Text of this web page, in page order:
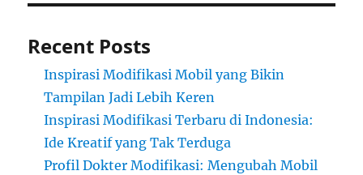
Recent Posts
Inspirasi Modifikasi Mobil yang Bikin
Tampilan Jadi Lebih Keren
Inspirasi Modifikasi Terbaru di Indonesia:
Ide Kreatif yang Tak Terduga
Profil Dokter Modifikasi: Mengubah Mobil